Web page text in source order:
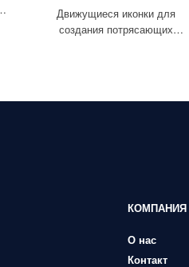
Движущиеся иконки для
создания потрясающих
КОМПАНИЯ
О нас
Контакт